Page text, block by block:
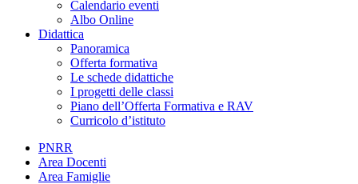
Calendario eventi
Albo Online
Didattica
Panoramica
Offerta formativa
Le schede didattiche
I progetti delle classi
Piano dell’Offerta Formativa e RAV
Curricolo d’istituto
PNRR
Area Docenti
Area Famiglie